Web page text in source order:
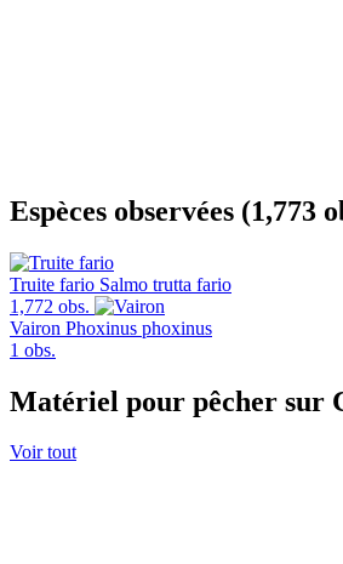
Espèces observées (1,773
Truite fario Salmo trutta fario
1,772 obs.
Vairon Phoxinus phoxinus
1 obs.
Matériel pour pêcher sur
Voir tout